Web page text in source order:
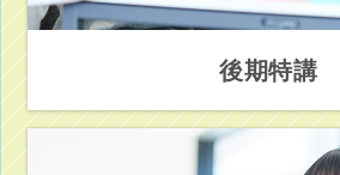
後期特講